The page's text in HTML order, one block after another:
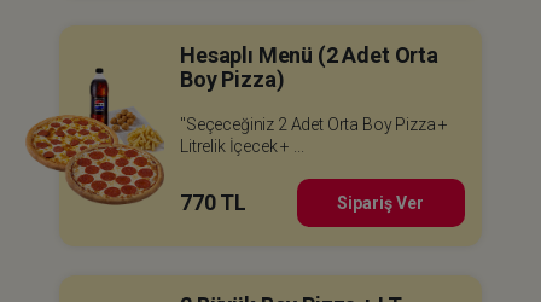
Hesaplı Menü (2 Adet Orta
Boy Pizza)
"Seçeceğiniz 2 Adet Orta Boy Pizza +
Litrelik İçecek + ...
770 TL Sipariş Ver